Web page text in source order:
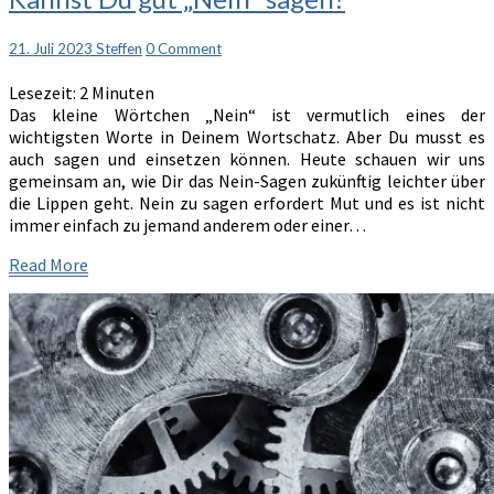
Du
„Nein“
21. Juli 2023 Steffen Comments
0 Comment
Lesezeit: 2 Minuten
Das kleine Wörtchen „Nein“ ist vermutlich eines der
wichtigsten Worte in Deinem Wortschatz. Aber Du musst es
auch sagen und einsetzen können. Heute schauen wir uns
gemeinsam an, wie Dir das Nein-Sagen zukünftig leichter über
die Lippen geht. Nein zu sagen erfordert Mut und es ist nicht
immer einfach zu jemand anderem oder einer…
Read More